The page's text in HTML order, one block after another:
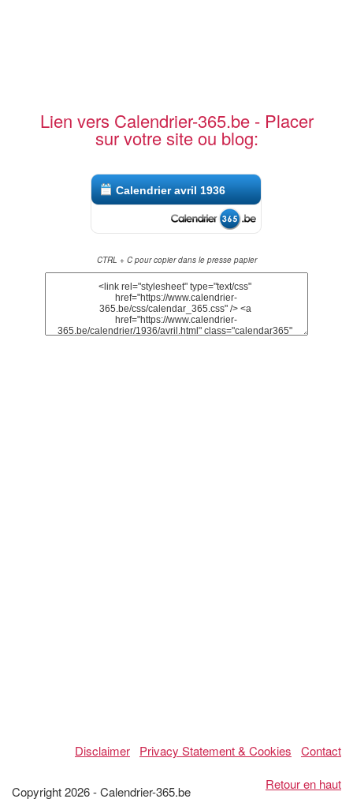
Lien vers Calendrier-365.be - Placer
sur votre site ou blog:
Calendrier avril 1936
CTRL + C pour copier dans le presse papier
Disclaimer Privacy Statement & Cookies
Contact
Retour en haut
Copyright 2026 - Calendrier-365.be